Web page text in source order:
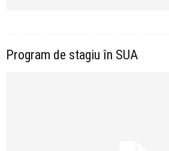
Program de stagiu în SUA